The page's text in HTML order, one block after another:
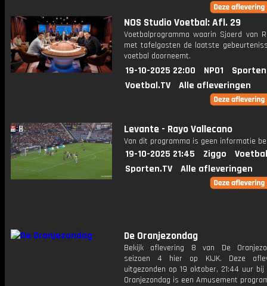
NOS Studio Voetbal: Afl. 29
Voetbalprogramma waarin Sjoerd van
met tafelgasten de laatste
voetbal doorneemt.
19-10-2025 22:00 NPO1
Voetbal.TV
Alle afleveringen
Levante - Rayo Vallecano
Van dit programma is geen informatie
19-10-2025 21:45 Ziggo
Sporten.TV
Alle afleveringen
De Oranjezondag
Bekijk aflevering 8 van De
seizoen 4 hier op KIJK. Deze
uitgezonden op 19 oktober, 21:44 uur bij
Oranjezondag is een Amusement